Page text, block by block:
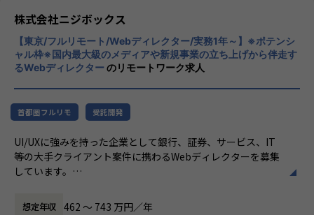
※一部UXデザイン業務(定性・定量分析など)が発生する場合
がございます
やりがい/魅力/醍醐味
ナー、フロントエンドエンジニア、サーバサイドエンジニア
そのため、ワンストップでクライアントに寄り添い続けられ
る、一貫したチーム体制で案件に関わっていくことができま
す。
入社後は研修や現場でのサポートに加え、共有会や勉強会を
とらえること。
期待を大きく超える新たな価値を共に創り出
すこと。皆さまがサービスの成長を志したと
きに、
真っ先にニジボックスを思い浮かべていただ
けることを目指しています。
株式会社ニジボックス
【東京/フルリモート/Webディレクター/実務1年～】※ポテンシ
ャル枠※国内最大級のメディアや新規事業の立ち上げから伴走す
るWebディレクターのリモートワーク求人
首都圏フルリモ 受託開発
UI/UXに強みを持った企業として銀行、証券、サービス、IT
等の大手クライアント案件に携わるWebディレクターを募集
しています。
長までを伴走する中で、プロジェクトを開発面から支えてい
想定年収 462 〜 743 万円／年